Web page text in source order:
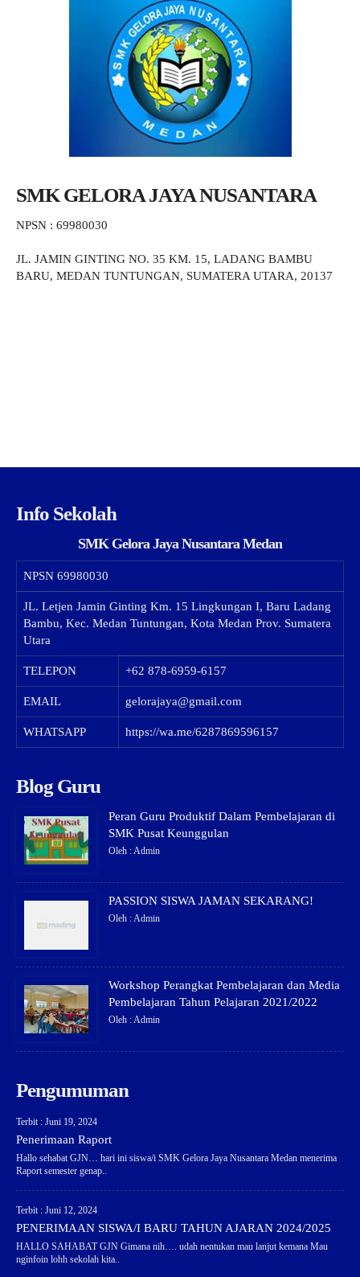
SMK GELORA JAYA NUSANTARA
NPSN : 69980030
JL. JAMIN GINTING NO. 35 KM. 15, LADANG BAMBU
BARU, MEDAN TUNTUNGAN, SUMATERA UTARA, 20137
Info Sekolah
SMK Gelora Jaya Nusantara Medan
NPSN 69980030
JL. Letjen Jamin Ginting Km. 15 Lingkungan I, Baru Ladang
Bambu, Kec. Medan Tuntungan, Kota Medan Prov. Sumatera
Utara
TELEPON +62 878-6959-6157
EMAIL gelorajaya@gmail.com
WHATSAPP https://wa.me/6287869596157
Blog Guru
Peran Guru Produktif Dalam Pembelajaran di
SMK Pusat Keunggulan
Oleh : Admin
PASSION SISWA JAMAN SEKARANG!
Oleh : Admin
Workshop Perangkat Pembelajaran dan Media
Pembelajaran Tahun Pelajaran 2021/2022
Oleh : Admin
Pengumuman
Terbit : Juni 19, 2024
Penerimaan Raport
Hallo sehabat GJN… hari ini siswa/i SMK Gelora Jaya Nusantara Medan menerima
Raport semester genap..
Terbit : Juni 12, 2024
PENERIMAAN SISWA/I BARU TAHUN AJARAN 2024/2025
HALLO SAHABAT GJN Gimana nih…. udah nentukan mau lanjut kemana Mau
nginfoin lohh sekolah kita..